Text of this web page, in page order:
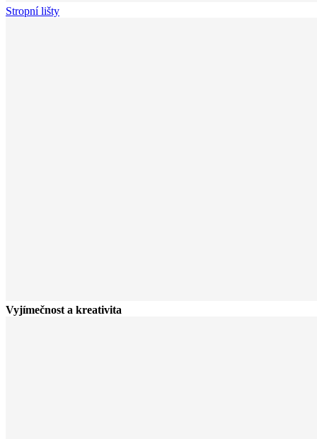
Stropní lišty
Vyjímečnost a kreativita